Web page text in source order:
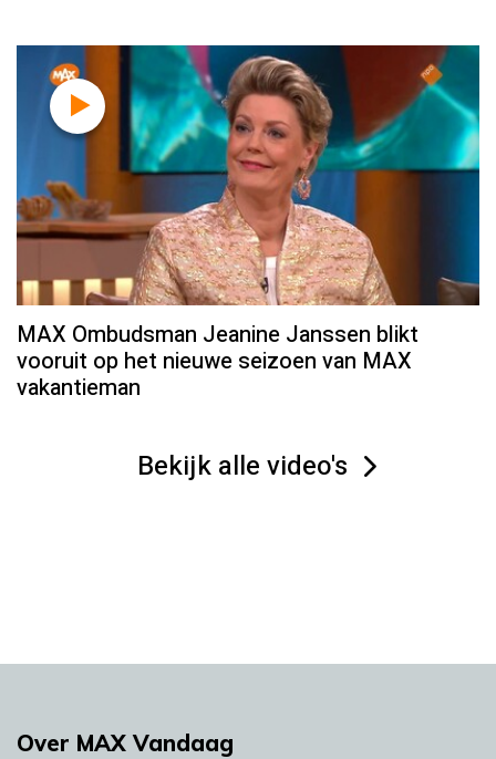
MAX Ombudsman Jeanine Janssen blikt
vooruit op het nieuwe seizoen van MAX
vakantieman
Bekijk alle video's
Over MAX Vandaag